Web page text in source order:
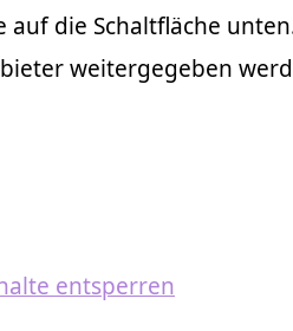
die Schaltfläche
weitergegeben
entsperren